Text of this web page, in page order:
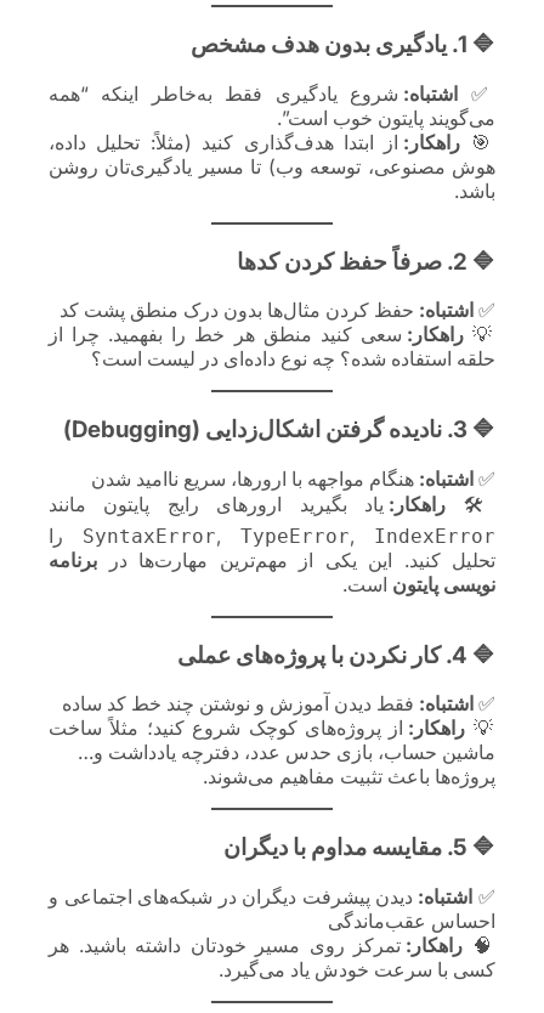
🔷 1. یادگیری بدون هدف مشخص
✅ اشتباه: شروع یادگیری فقط به‌خاطر اینکه “همه
می‌گویند پایتون خوب است”.
🎯 راهکار: از ابتدا هدف‌گذاری کنید (مثلاً: تحلیل داده،
هوش مصنوعی، توسعه وب) تا مسیر یادگیری‌تان روشن
باشد.
🔷 2. صرفاً حفظ کردن کدها
✅ اشتباه: حفظ کردن مثال‌ها بدون درک منطق پشت کد
💡راهکار: سعی کنید منطق هر خط را بفهمید. چرا از
حلقه استفاده شده؟ چه نوع داده‌ای در لیست است؟
🔷 3. نادیده گرفتن اشکال‌زدایی (Debugging)
✅ اشتباه: هنگام مواجهه با ارورها، سریع ناامید شدن
🛠 راهکار: یاد بگیرید ارورهای رایج پایتون مانند
SyntaxError, TypeError, IndexError
را
تحلیل کنید. این یکی از مهم‌ترین مهارت‌ها در برنامه
نویسی پایتون است.
🔷 4. کار نکردن با پروژه‌های عملی
✅ اشتباه: فقط دیدن آموزش و نوشتن چند خط کد ساده
💡 راهکار: از پروژه‌های کوچک شروع کنید؛ مثلاً ساخت
ماشین حساب، بازی حدس عدد، دفترچه یادداشت و…
پروژه‌ها باعث تثبیت مفاهیم می‌شوند.
🔷 5. مقایسه مداوم با دیگران
✅ اشتباه: دیدن پیشرفت دیگران در شبکه‌های اجتماعی و
احساس عقب‌ماندگی
🧠 راهکار: تمرکز روی مسیر خودتان داشته باشید. هر
کسی با سرعت خودش یاد می‌گیرد.